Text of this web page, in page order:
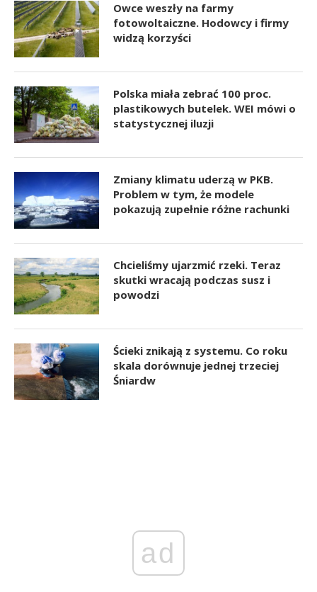
Owce weszły na farmy
fotowoltaiczne. Hodowcy i firmy
widzą korzyści
Polska miała zebrać 100 proc.
plastikowych butelek. WEI mówi o
statystycznej iluzji
Zmiany klimatu uderzą w PKB.
Problem w tym, że modele
pokazują zupełnie różne rachunki
Chcieliśmy ujarzmić rzeki. Teraz
skutki wracają podczas susz i
powodzi
Ścieki znikają z systemu. Co roku
skala dorównuje jednej trzeciej
Śniardw
ad